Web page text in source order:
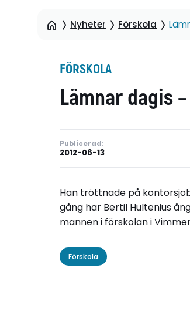
Nyheter Förskola
FÖRSKOLA
Lämnar dagis
Publicerad:
2012-06-13
Han tröttnade på
gång har Bertil Hultenius
mannen i förskolan i
Förskola